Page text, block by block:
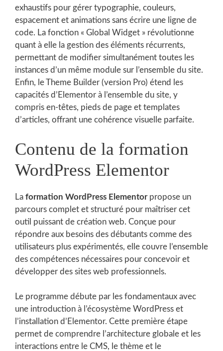
exhaustifs pour gérer typographie, couleurs,
espacement et animations sans écrire une ligne de
code. La fonction « Global Widget » révolutionne
quant à elle la gestion des éléments récurrents,
permettant de modifier simultanément toutes les
instances d’un même module sur l’ensemble du site.
Enfin, le Theme Builder (version Pro) étend les
capacités d’Elementor à l’ensemble du site, y
compris en-têtes, pieds de page et templates
d’articles, offrant une cohérence visuelle parfaite.
Contenu de la formation
WordPress Elementor
La formation WordPress Elementorpropose un
parcours complet et structuré pour maîtriser cet
outil puissant de création web. Conçue pour
répondre aux besoins des débutants comme des
utilisateurs plus expérimentés, elle couvre l’ensemble
des compétences nécessaires pour concevoir et
développer des sites web professionnels.
Le programme débute par les fondamentaux avec
une introduction à l’écosystème WordPress et
l’installation d’Elementor. Cette première étape
permet de comprendre l’architecture globale et les
interactions entre le CMS, le thème et le